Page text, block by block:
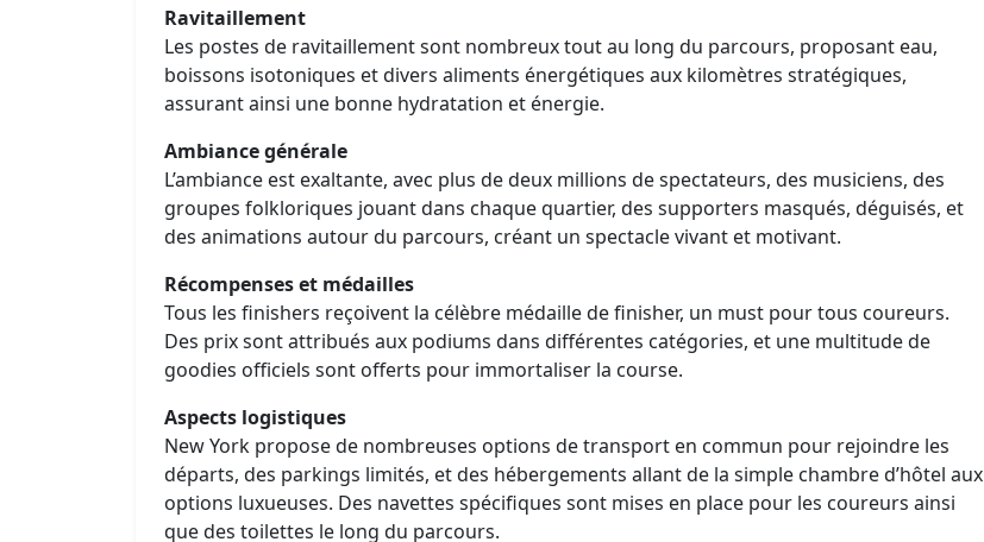
Ravitaillement
Les postes de ravitaillement sont nombreux tout au long du parcours, proposant eau,
boissons isotoniques et divers aliments énergétiques aux kilomètres stratégiques,
assurant ainsi une bonne hydratation et énergie.
Ambiance générale
L’ambiance est exaltante, avec plus de deux millions de spectateurs, des musiciens, des
groupes folkloriques jouant dans chaque quartier, des supporters masqués, déguisés, et
des animations autour du parcours, créant un spectacle vivant et motivant.
Récompenses et médailles
Tous les finishers reçoivent la célèbre médaille de finisher, un must pour tous coureurs.
Des prix sont attribués aux podiums dans différentes catégories, et une multitude de
goodies officiels sont offerts pour immortaliser la course.
Aspects logistiques
New York propose de nombreuses options de transport en commun pour rejoindre les
départs, des parkings limités, et des hébergements allant de la simple chambre d’hôtel aux
options luxueuses. Des navettes spécifiques sont mises en place pour les coureurs ainsi
que des toilettes le long du parcours.